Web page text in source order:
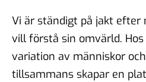
Vi är ständigt på jakt efter
vill förstå sin omvärld.
variation av människor
tillsammans skapar en